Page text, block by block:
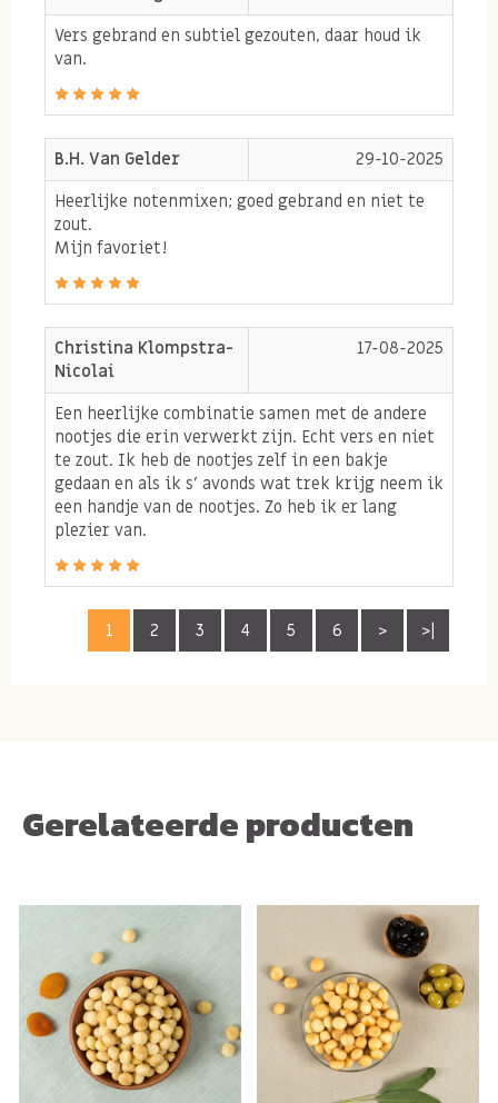
moeten halen. Zelfs gebrand proef je de kwaliteit in
onze noten! De noten kunnen zowel gezouten als
ongezouten besteld worden. Heerlijk als tussendoortje
of als avondhapje bij de wijn!
Verschil gebrande en
ongebrande notenmix
Een ongebrande, naturel notenmix wordt direct uit de
dop gegeten. Ze zijn onbewerkt en smaken nog naar
een pure noot. Zodra noten kort gebrand worden,
wordt de smaak van de noten versterkt en krijgen zij
een knapperige bite. Bovendien kunnen de noten dan
ook licht gezouten worden, zodat er een extra lekkere
dimensie aan de noot wordt toegevoegd!
Allergenen:
bevatten van GLUTEN
Vers gebrand en subtiel gezouten, daar houd ik
van.
B.H. Van Gelder
29-10-2025
Heerlijke notenmixen; goed gebrand en niet te
zout.
Mijn favoriet!
Christina Klompstra-
Nicolai
17-08-2025
Een heerlijke combinatie samen met de andere
nootjes die erin verwerkt zijn. Echt vers en niet
te zout. Ik heb de nootjes zelf in een bakje
gedaan en als ik s’ avonds wat trek krijg neem ik
een handje van de nootjes. Zo heb ik er lang
plezier van.
1 2 3 4 5 6 > >|
Gerelateerde producten